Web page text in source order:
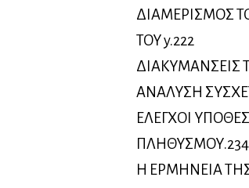
ΔΙΑΜΕΡΙΣΜΟΣ
ΤΟΥ y.222
ΔΙΑΚΥΜΑΝΣΕΙΣ
ΑΝΑΛΥΣΗ
ΕΛΕΓΧΟΙ
ΠΛΗΘΥΣΜΟΥ.234
Η ΕΡΜΗΝΕΙΑ